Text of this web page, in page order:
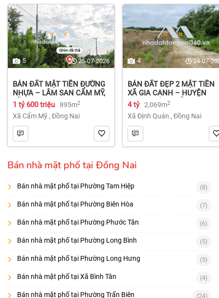
5 25-07-2026
BÁN ĐẤT MẶT TIỀN ĐƯỜNG
NHỰA – LÂM SAN CẨM MỸ,
ĐỒNG NAI.
1 tỷ 600 triệu 895m2
Xã Cẩm Mỹ , Đồng Nai
4 24-07-
BÁN ĐẤT ĐẸP 2 MẶT TIỀN
XÃ GIA CANH – HUYỆN
ĐỊNH QUÁN – ĐỒNG NAI dt
2.069m² 4 tỷ
4 tỷ 2,069m2
Xã Định Quán , Đồng Nai
Bán nhà mặt phố tại Đồng Nai
Bán nhà mặt phố tại Phường Tam Hiệp (8)
Bán nhà mặt phố tại Phường Biên Hòa (7)
Bán nhà mặt phố tại Phường Phước Tân (6)
Bán nhà mặt phố tại Phường Long Bình (5)
Bán nhà mặt phố tại Phường Long Hưng (5)
Bán nhà mặt phố tại Xã Bình Tân (4)
Bán nhà mặt phố tại Phường Trấn Biên (24)